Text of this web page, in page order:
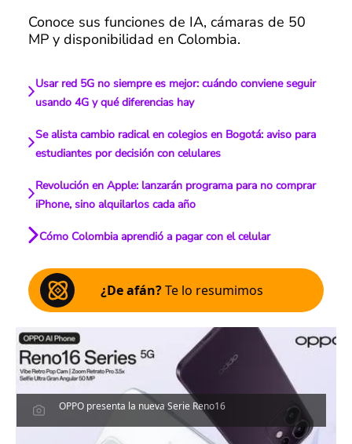
Conoce sus funciones de IA, cámaras de 50
MP y disponibilidad en Colombia.
Usar red 5G no siempre es mejor: cuándo conviene seguir
usando 4G y qué diferencias hay
Se alista cambio radical en colegios en Bogotá: aviso para
estudiantes por decisión con celulares
Revolución en Apple: lanzarán programa para no comprar
iPhone, sino alquilarlos cada año
Cómo Colombia aprendió a pagar con el celular
¿De afán?Te lo resumimos
OPPO presenta la nueva Serie Reno16